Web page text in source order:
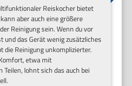
Reiskocher bietet
aber auch eine größere
Reinigung sein. Wenn du vor
und das Gerät wenig zusätzliches
die Reinigung unkomplizierter.
etwa mit
lohnt sich das auch bei